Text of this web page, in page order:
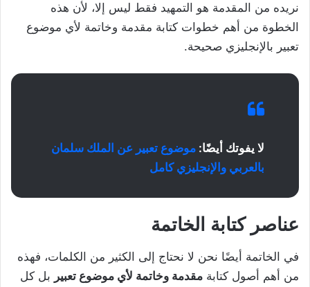
نريده من المقدمة هو التمهيد فقط ليس إلا، لأن هذه
الخطوة من أهم خطوات كتابة مقدمة وخاتمة لأي موضوع
تعبير بالإنجليزي صحيحة.
لا يفوتك أيضًا: موضوع تعبير عن الملك سلمان
بالعربي والإنجليزي كامل
عناصر كتابة الخاتمة
في الخاتمة أيضًا نحن لا نحتاج إلى الكثير من الكلمات، فهذه
من أهم أصول كتابة مقدمة وخاتمة لأي موضوع تعبير بل كل